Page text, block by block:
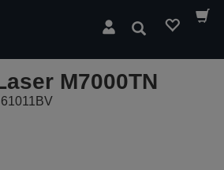
Søk
M7000TN